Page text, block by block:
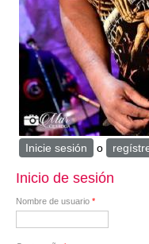
Inicie sesión o
Inicio de sesión
Nombre de usuario *